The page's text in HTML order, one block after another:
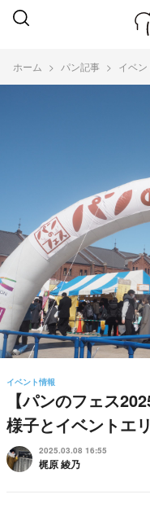
ホーム パン記事 イベ
イベント情報
【パンのフェス
様子とイベントエ
2025.03.08 16:55
梶原 綾乃